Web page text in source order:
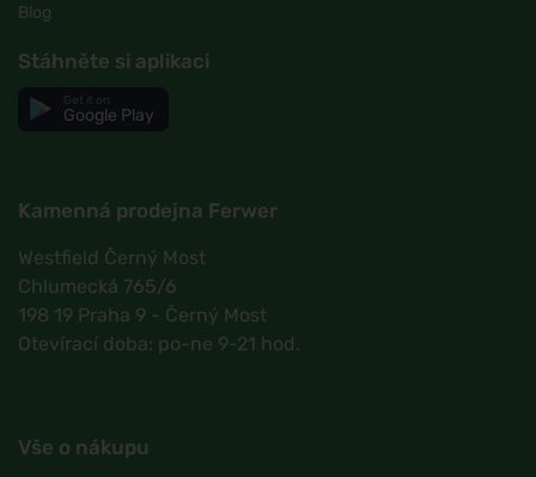
Blog
Stáhněte si aplikaci
Google Play
Kamenná prodejna Ferwer
Westfield Černý Most
Chlumecká 765/6
198 19 Praha 9 - Černý Most
Otevírací doba: po-ne 9-21 hod.
Vše o nákupu